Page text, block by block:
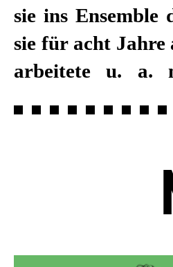
sie ins Ensemble
sie für acht Jahre
arbeitete u. a.
am Tanztheater
2018/19 ist sie